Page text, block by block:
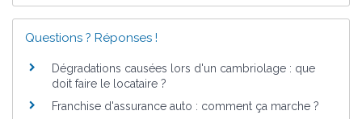
Questions ? Réponses !
Dégradations causées lors d'un cambriolage : que
doit faire le locataire ?
Franchise d'assurance auto : comment ça marche ?